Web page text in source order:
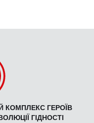
КОМПЛЕКС ГЕРОЇВ
ГІДНОСТІ